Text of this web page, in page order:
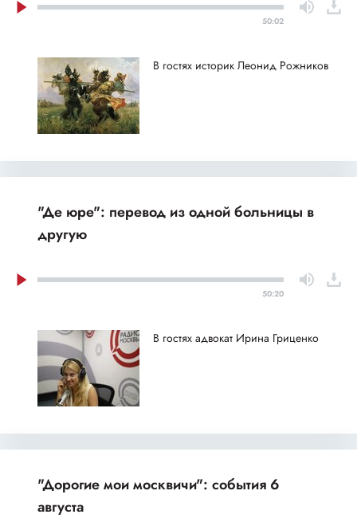
50:02
В гостях историк Леонид Рожников
"Де юре": перевод из одной больницы в
другую
50:20
В гостях адвокат Ирина Гриценко
"Дорогие мои москвичи": события 6
августа